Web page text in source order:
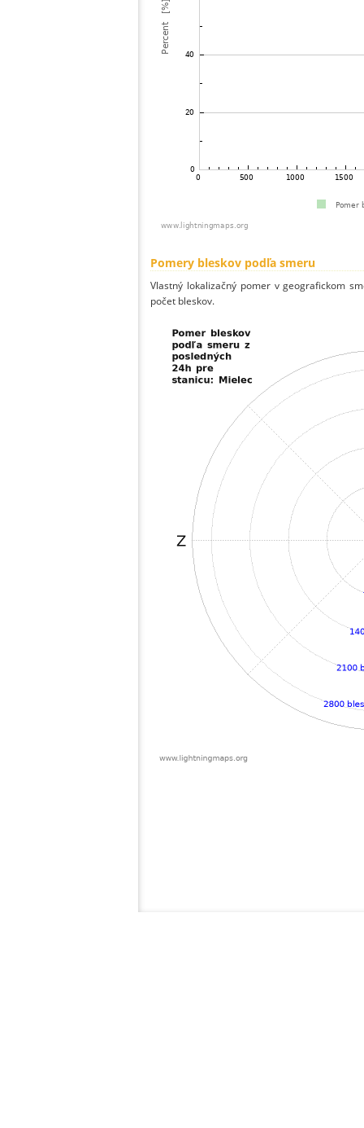
Pomery bleskov podľa smeru
Vlastný lokalizačný pomer v geografickom
počet bleskov.